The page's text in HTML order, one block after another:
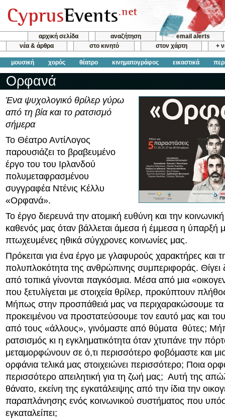
αρχική σελίδα αναζήτηση
email alerts
νέα & άρθρα
στο κινητό στον χάρτη +
μουσική χορός θέατρο κινηματογράφος εικαστικά
Ορφανά
Ένα ψυχολογικό θρίλερ γύρω
από τη βία και το ρατσισμό
σήμερα
Το Θέατρο ΑντίΛογος
παρουσιάζει το βραβευμένο
έργο του του Ιρλανδού
πολυμεταφρασμένου
συγγραφέα Ντένις Κέλλυ
«Ορφανά».
Το έργο διερευνά την ατομική ευθύνη και την
καθενός μας όταν βάλλεται άμεσα ή έμμεσα η ύπαρξή
πτωχευμένες ηθικά σύγχρονες κοινωνίες μας.
Πρόκειται για ένα έργο με γλαφυρούς χαρακτήρες και
πολυπλοκότητα της ανθρώπινης συμπεριφοράς. Θίγει
από τοπικά γίνονται παγκόσμια. Μέσα από μια
που ξετυλίγεται με στοιχεία θρίλερ, προκύπτουν
Μήπως στην προσπάθειά μας να περιχαρακώσουμε τα
προκειμένου να προστατεύσουμε τον εαυτό μας και
από τους «άλλους», γινόμαστε από θύματα θύτες;
ρατσισμός κι η εγκληματικότητα όταν χτυπάνε την
μεταμορφώνουν σε ό,τι περισσότερο φοβόμαστε και
ορφάνια τελικά μας στοιχειώνει περισσότερο; Ποια
περισσότερο απειλητική για τη ζωή μας; Αυτή της
θάνατο, εκείνη της εγκατάλειψης από την ίδια την
παραπλάνησης ενός κοινωνικού συστήματος που
εγκαταλείπει;